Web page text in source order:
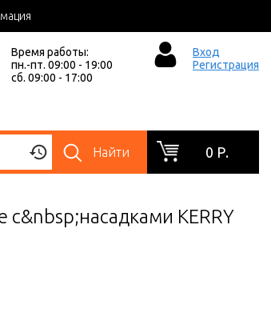
Время работы:
пн.-пт. 09:00 - 19:00
сб. 09:00 - 17:00
Вход
Регистрация
Найти 0 Р.
KERRY